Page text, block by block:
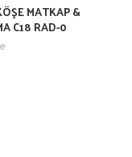
MATKAP &
C18 RAD-0